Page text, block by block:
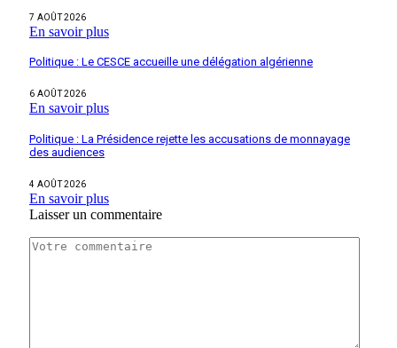
7 AOÛT 2026
En savoir plus
Politique : Le CESCE accueille une délégation algérienne
6 AOÛT 2026
En savoir plus
Politique : La Présidence rejette les accusations de monnayage
des audiences
4 AOÛT 2026
En savoir plus
Laisser un commentaire